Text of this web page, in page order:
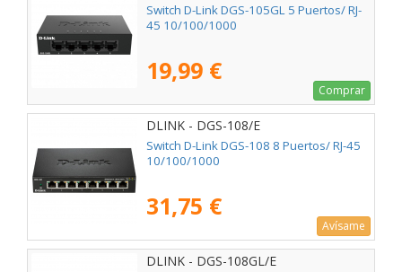
Switch D-Link DGS-105GL 5 Puertos/ RJ-
45 10/100/1000
19,99 €
Comprar
DLINK - DGS-108/E
Switch D-Link DGS-108 8 Puertos/ RJ-45
10/100/1000
31,75 €
Avísame
DLINK - DGS-108GL/E